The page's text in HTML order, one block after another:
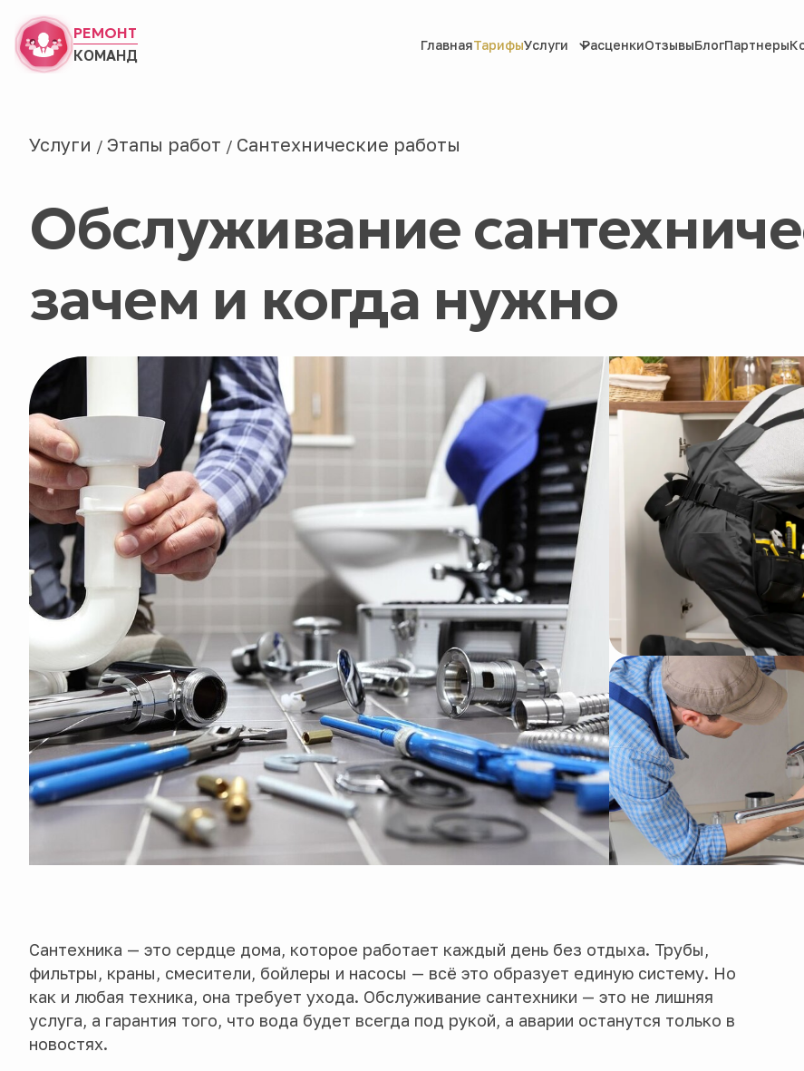
РЕМОНТ
КОМАНД
ГлавнаяТарифыУслуги РасценкиОтзывыБлогПартнеры
Услуги / Этапы работ / Сантехнические работы
Обслуживание
зачем и когда нужно
Сантехника — это сердце дома, которое работает каждый день без отдыха. Трубы,
фильтры, краны, смесители, бойлеры и насосы — всё это образует единую систему. Но
как и любая техника, она требует ухода. Обслуживание сантехники — это не лишняя
услуга, а гарантия того, что вода будет всегда под рукой, а аварии останутся только в
новостях.